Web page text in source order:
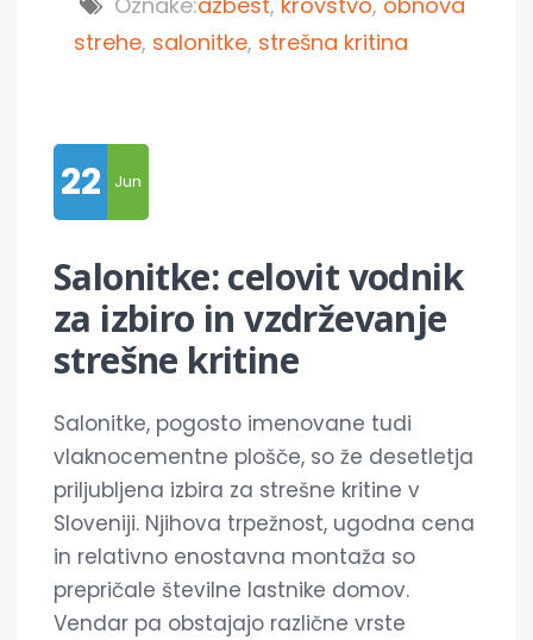
strehe, salonitke, strešna kritina
22 Jun
Salonitke: celovit vodnik
za izbiro in vzdrževanje
strešne kritine
Salonitke, pogosto imenovane tudi
vlaknocementne plošče, so že desetletja
priljubljena izbira za strešne kritine v
Sloveniji. Njihova trpežnost, ugodna cena
in relativno enostavna montaža so
prepričale številne lastnike domov.
Vendar pa obstajajo različne vrste